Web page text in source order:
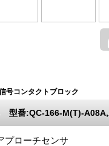
コンタクトブロック
型番:QC-166-M(T)-
プローチセンサ